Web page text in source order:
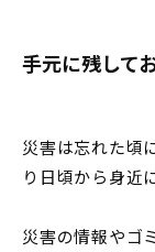
手元に残して
災害は忘れた頃
り日頃から身近
災害の情報やゴ